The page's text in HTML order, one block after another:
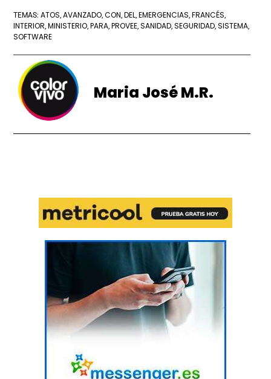
TEMAS:ATOS,AVANZADO,CON, DEL, EMERGENCIAS, FRANCÉS,
INTERIOR, MINISTERIO, PARA, PROVEE,SANIDAD,SEGURIDAD,SISTEMA,
SOFTWARE
Maria José M.R.